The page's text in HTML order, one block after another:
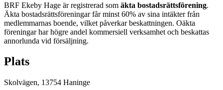
BRF Ekeby Hage är registrerad som äkta bostadsrättsförening.
Äkta bostadsrättsföreningar får minst 60% av sina intäkter från
medlemmarnas boende, vilket påverkar beskattningen. Oäkta
föreningar har högre andel kommersiell verksamhet och beskattas
annorlunda vid försäljning.
Plats
Skolvägen, 13754 Haninge